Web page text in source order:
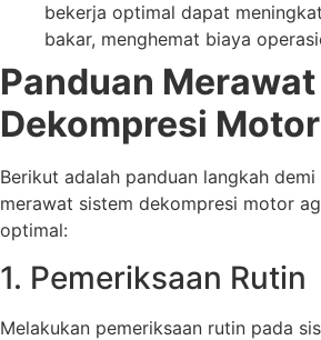
bekerja optimal dapat
bakar, menghemat biaya
Panduan
Dekompresi Motor
Berikut adalah panduan langkah
merawat sistem dekompresi motor
optimal:
1. Pemeriksaan Rutin
Melakukan pemeriksaan rutin pada